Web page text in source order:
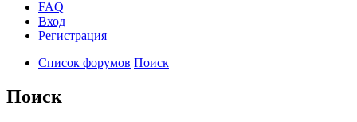
FAQ
Вход
Регистрация
Список форумов Поиск
Поиск